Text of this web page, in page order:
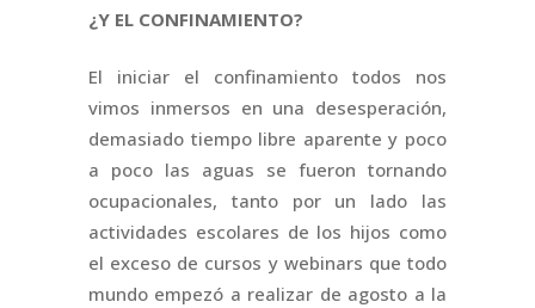
¿Y EL CONFINAMIENTO?
El iniciar el confinamiento todos nos
vimos inmersos en una desesperación,
demasiado tiempo libre aparente y poco
a poco las aguas se fueron tornando
ocupacionales, tanto por un lado las
actividades escolares de los hijos como
el exceso de cursos y webinars que todo
mundo empezó a realizar de agosto a la